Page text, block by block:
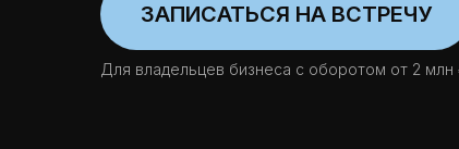
ЗАПИСАТЬСЯ НА ВСТРЕЧУ
Для владельцев бизнеса с оборотом от 2 млн